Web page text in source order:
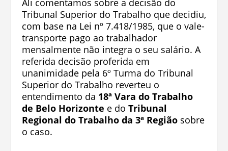
Ali comentamos sobre a decisão do
Tribunal Superior do Trabalho que decidiu,
com base na Lei nº 7.418/1985, que o vale-
transporte pago ao trabalhador
mensalmente não integra o seu salário. A
referida decisão proferida em
unanimidade pela 6º Turma do Tribunal
Superior do Trabalho reverteu o
entendimento da 18ª Vara do Trabalho
de Belo Horizonte e do Tribunal
Regional do Trabalho da 3ª Regiãosobre
o caso.